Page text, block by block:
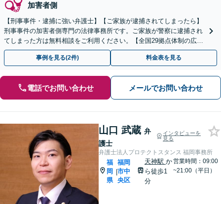
加害者側
【刑事事件・逮捕に強い弁護士】【ご家族が逮捕されてしまったら】
刑事事件の加害者側専門の法律事務所です。ご家族が警察に逮捕され
てしまった方は無料相談をご利用ください。【全国29拠点体制の広域
対応】【弁護士待機中/当日中の電話相談可(予約制)】
事例を見る(2件) 料金表を見る
電話でお問い合わせ メールでお問い合わせ
山口 武蔵 弁
護士
インタビューを
見る
弁護士法人プロテクトスタンス 福岡事務所
福
岡
県
|
福岡
市中
央区
天神駅 か
ら徒歩1
分
営業時間：09:00
~21:00（平日）